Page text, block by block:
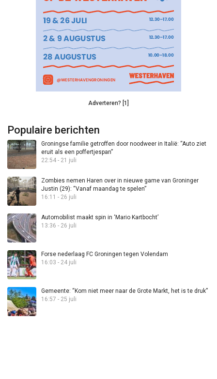
Adverteren? [1]
Populaire berichten
Groningse familie getroffen door noodweer in Italië: “Auto ziet
eruit als een poffertjespan”
22:54 - 21 juli
Zombies nemen Haren over in nieuwe game van Groninger
Justin (29): “Vanaf maandag te spelen”
16:11 - 26 juli
Automobilist maakt spin in ‘Mario Kartbocht’
13:36 - 26 juli
Forse nederlaag FC Groningen tegen Volendam
16:03 - 24 juli
Gemeente: “Kom niet meer naar de Grote Markt, het is te druk”
16:57 - 25 juli